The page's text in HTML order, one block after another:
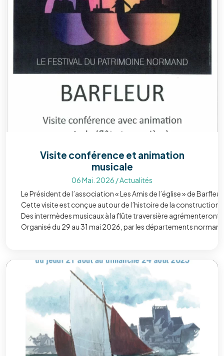
Visite conférence et animation
musicale
06 Mai. 2026 /Actualités
Le Président de l’association « Les Amis de l’église » de
Cette visite est conçue autour de l’histoire de la construction
Des intermèdes musicaux à la flûte traversière agrémenteront
Organisé du 29 au 31 mai 2026, par les départements